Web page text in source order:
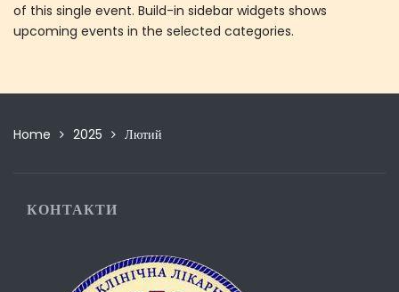
of this single event. Build-in sidebar widgets shows
upcoming events in the selected categories.
Home 2025 Лютий
КОНТАКТИ